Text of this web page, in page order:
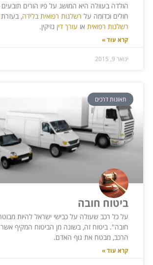
הולדה בעוולה היא המושג על פיו הורים תובעים
חולים וכדומה על רשלנות רפואית בלידה, בעזרת
רשלנות רפואית או עורך דין נזיקין.
קרא עוד »
ינואר 9, 2015
תאונות דרכים
ביטוח חובה
על כל רכב שעולה על כבישי ישראל להיות
חובה". ביטוח זה, בשונה מן הביטוח המקיף
הרכב, מבטח את גוף האדם.
קרא עוד »